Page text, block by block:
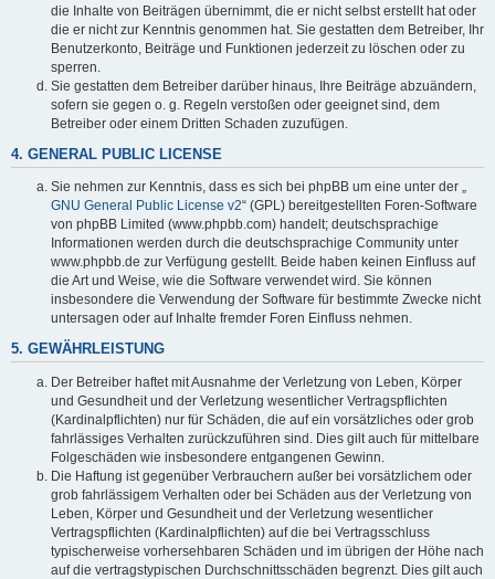
die Inhalte von Beiträgen übernimmt, die er nicht selbst erstellt hat oder
die er nicht zur Kenntnis genommen hat. Sie gestatten dem Betreiber, Ihr
Benutzerkonto, Beiträge und Funktionen jederzeit zu löschen oder zu
sperren.
Sie gestatten dem Betreiber darüber hinaus, Ihre Beiträge abzuändern,
sofern sie gegen o. g. Regeln verstoßen oder geeignet sind, dem
Betreiber oder einem Dritten Schaden zuzufügen.
4. GENERAL PUBLIC LICENSE
Sie nehmen zur Kenntnis, dass es sich bei phpBB um eine unter der „
GNU General Public License v2“ (GPL) bereitgestellten Foren-Software
von phpBB Limited (www.phpbb.com) handelt; deutschsprachige
Informationen werden durch die deutschsprachige Community unter
www.phpbb.de zur Verfügung gestellt. Beide haben keinen Einfluss auf
die Art und Weise, wie die Software verwendet wird. Sie können
insbesondere die Verwendung der Software für bestimmte Zwecke nicht
untersagen oder auf Inhalte fremder Foren Einfluss nehmen.
5. GEWÄHRLEISTUNG
Der Betreiber haftet mit Ausnahme der Verletzung von Leben, Körper
und Gesundheit und der Verletzung wesentlicher Vertragspflichten
(Kardinalpflichten) nur für Schäden, die auf ein vorsätzliches oder grob
fahrlässiges Verhalten zurückzuführen sind. Dies gilt auch für mittelbare
Folgeschäden wie insbesondere entgangenen Gewinn.
Die Haftung ist gegenüber Verbrauchern außer bei vorsätzlichem oder
grob fahrlässigem Verhalten oder bei Schäden aus der Verletzung von
Leben, Körper und Gesundheit und der Verletzung wesentlicher
Vertragspflichten (Kardinalpflichten) auf die bei Vertragsschluss
typischerweise vorhersehbaren Schäden und im übrigen der Höhe nach
auf die vertragstypischen Durchschnittsschäden begrenzt. Dies gilt auch